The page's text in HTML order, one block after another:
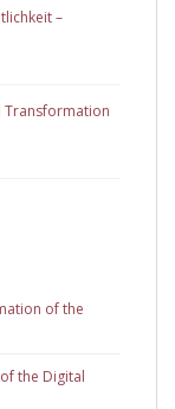
–
Transformation
of the
the Digital